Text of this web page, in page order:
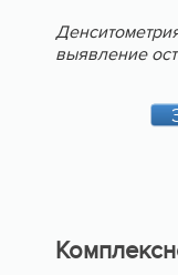
выявление